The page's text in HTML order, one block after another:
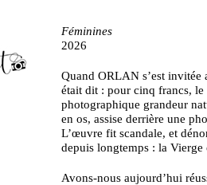
Féminines
2026
Quand ORLAN s’est
était dit : pour cinq francs,
photographique grandeur
en os, assise derrière une
L’œuvre fit scandale, et
depuis longtemps : la Vierge
Avons-nous aujourd’hui